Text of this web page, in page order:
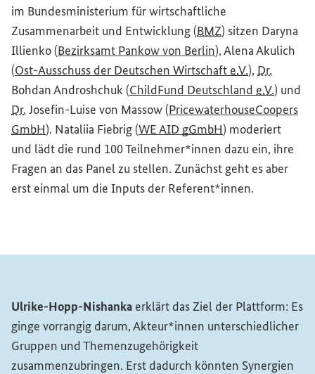
im Bundesministerium für wirtschaftliche
Zusammenarbeit und Entwicklung (BMZ(Externer Link)
) sitzen Daryna
Illienko (Bezirksamt Pankow von Berlin(Externer Link)
), Alena Akulich
(Ost-Ausschuss der Deutschen Wirtschaft e.V.(Externer
), Dr.
Bohdan Androshchuk (ChildFund Deutschland e.V.) und
Dr. Josefin-Luise von Massow (PricewaterhouseCoopers
GmbH(Externer Link)
). Nataliia Fiebrig (WE AID gGmbH(Externer Link)
) moderiert
und lädt die rund 100 Teilnehmer*innen dazu ein, ihre
Fragen an das Panelzu stellen. Zunächst geht es aber
erst einmal um die Inputs der Referent*innen.
Ulrike-Hopp-Nishanka erklärt das Ziel der Plattform: Es
ginge vorrangig darum, Akteur*innen unterschiedlicher
Gruppen und Themenzugehörigkeit
zusammenzubringen. Erst dadurch könnten Synergien